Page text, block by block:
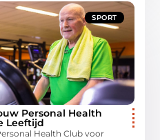
SPORT
Personal Health
Leeftijd
Health Club voor